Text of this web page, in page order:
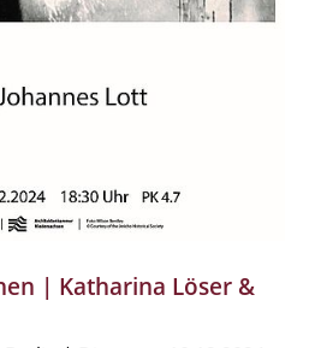
| Katharina Löser &